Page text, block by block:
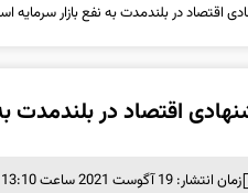
اقتصاد در بلندمدت به نفع بازار سرمایه
اقتصاد در بلندمدت
زمان انتشار: 19 آگوست 2021 ساعت 13:10